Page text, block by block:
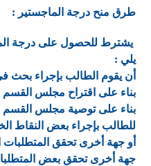
طرق منح درجة الماجستير :
يشترط للحصول على درجة
يلي :
أن يقوم الطالب بإجراء
بناء على اقتراح مجلس
بناء على توصية مجلس
للطالب بإجراء بعض النقاط
أو جهة أخرى تحقق
جهة أخرى تحقق بعض